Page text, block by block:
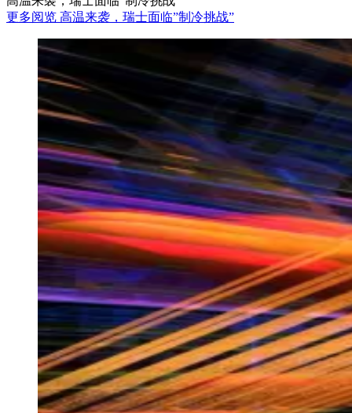
更多阅览 高温来袭，瑞士面临”制冷挑战”